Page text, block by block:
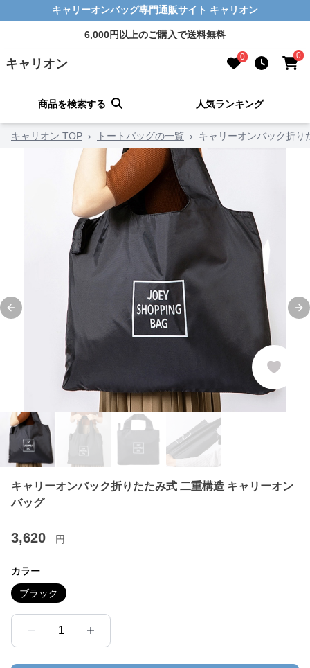
キャリーオンバッグ専門通販サイト キャリオン
6,000円以上のご購入で送料無料
キャリオン 0 0
商品を検索する 人気ランキング
キャリオン TOP › トートバッグの一覧 › キャリーオンバック折り
Previous slide
キャリーオンバック折りたたみ式 二重構造 キャリーオン
バッグ
3,620 円
カラー
ブラック
1